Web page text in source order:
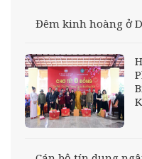
Đêm kinh hoàng ở